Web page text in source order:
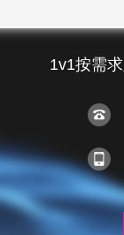
1v1按需